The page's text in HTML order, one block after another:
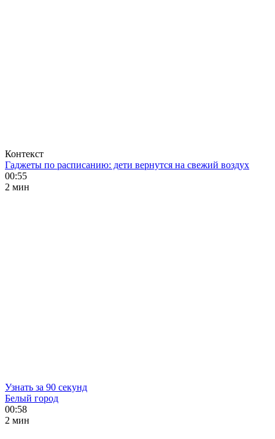
Контекст
Гаджеты по расписанию: дети вернутся на свежий воздух
00:55
2 мин
Узнать за 90 секунд
Белый город
00:58
2 мин